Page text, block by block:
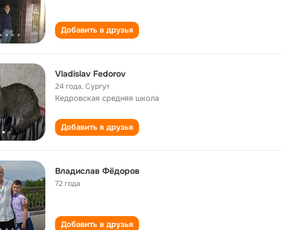
Добавить в друзья
Vladislav Fedorov
24 года,Сургут
Кедровская cредняя школа
Добавить в друзья
Владислав Фёдоров
72 года
Добавить в друзья